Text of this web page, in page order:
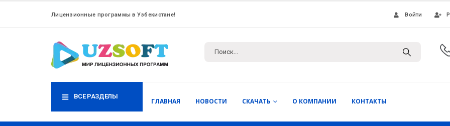
Лицензионные программы в Узбекистане! Войти
ВСЕ РАЗДЕЛЫ
ГЛАВНАЯ НОВОСТИ СКАЧАТЬ О КОМПАНИИ КОНТАКТЫ